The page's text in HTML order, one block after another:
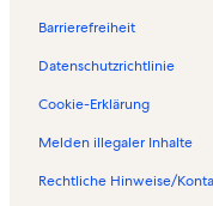
Barrierefreiheit
Datenschutzrichtlinie
Cookie-Erklärung
Melden illegaler Inhalte
Rechtliche Hinweise/